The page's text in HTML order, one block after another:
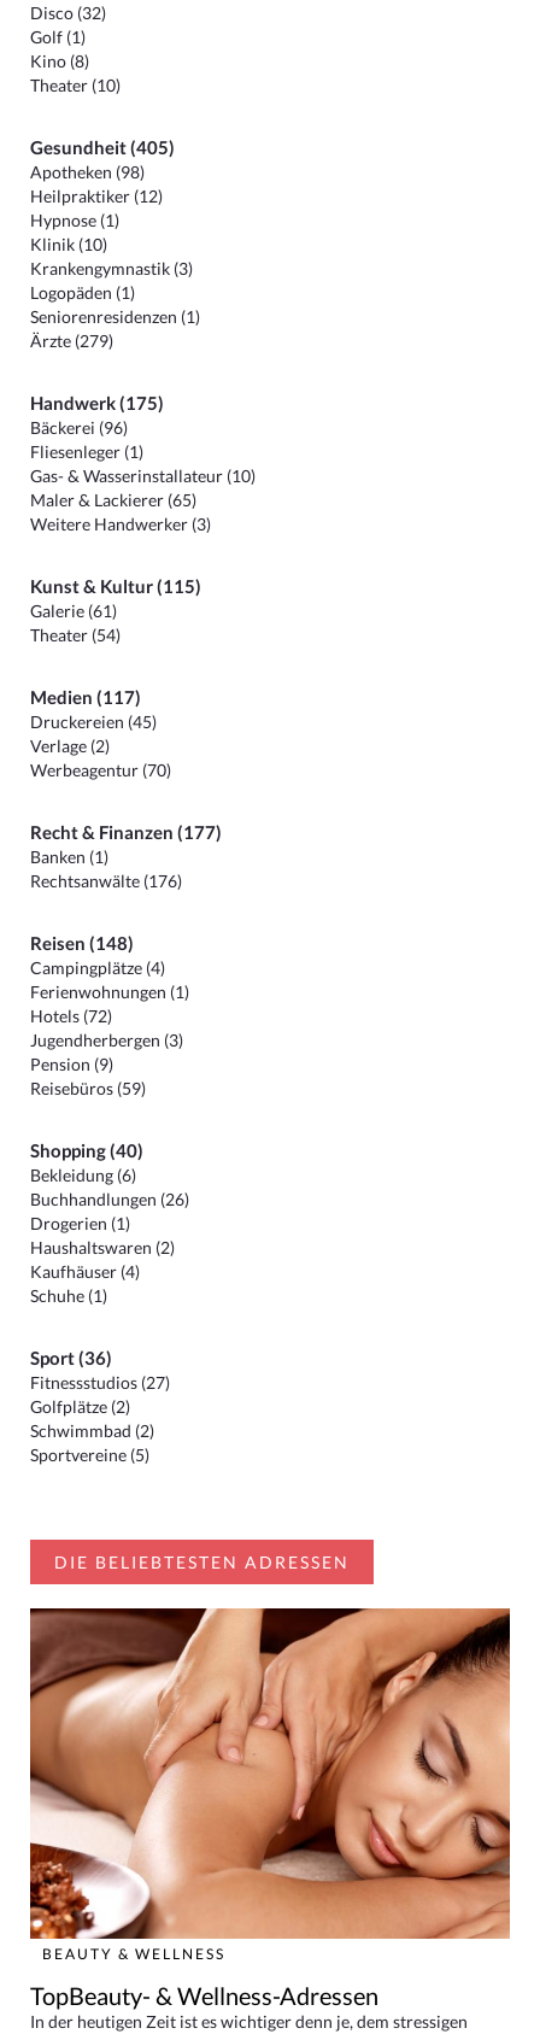
Disco (32)
Golf (1)
Kino (8)
Theater (10)
Gesundheit (405)
Apotheken (98)
Heilpraktiker (12)
Hypnose (1)
Klinik (10)
Krankengymnastik (3)
Logopäden (1)
Seniorenresidenzen (1)
Ärzte (279)
Handwerk (175)
Bäckerei (96)
Fliesenleger (1)
Gas- & Wasserinstallateur (10)
Maler & Lackierer (65)
Weitere Handwerker (3)
Kunst & Kultur (115)
Galerie (61)
Theater (54)
Medien (117)
Druckereien (45)
Verlage (2)
Werbeagentur (70)
Recht & Finanzen (177)
Banken (1)
Rechtsanwälte (176)
Reisen (148)
Campingplätze (4)
Ferienwohnungen (1)
Hotels (72)
Jugendherbergen (3)
Pension (9)
Reisebüros (59)
Shopping (40)
Bekleidung (6)
Buchhandlungen (26)
Drogerien (1)
Haushaltswaren (2)
Kaufhäuser (4)
Schuhe (1)
Sport (36)
Fitnessstudios (27)
Golfplätze (2)
Schwimmbad (2)
Sportvereine (5)
DIE BELIEBTESTEN ADRESSEN
BEAUTY & WELLNESS
TopBeauty- & Wellness-Adressen
In der heutigen Zeit ist es wichtiger denn je, dem stressigen